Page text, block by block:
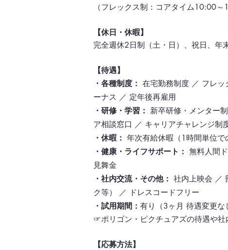
（フレックス制：コアタイム10:00～
【休日・休暇】
完全週休2日制（土・日）、祝日、年
【待遇】
・各種制度： 在宅勤務制度 ／ フレ
ーナス ／ 定年後再雇用
・研修・学習： 新卒研修・メンター
ア相談窓口 ／ キャリアチャレンジ制
・休暇： 年次有給休暇（1時間単位
・健康・ライフサポート： 無料人間
見舞金
・社内交流・その他： 社内上映会 ／
ク等） ／ ドレスコードフリー
・試用期間： 有り（3ヶ月 待遇変更な
☞ポリゴン・ピクチュアズの待遇や
【応募方法】